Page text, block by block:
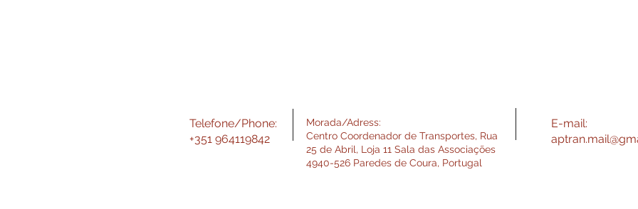
Telefone/Phone:
+351 964119842
Morada/Adress:
Centro Coordenador de Transportes, Rua
25 de Abril, Loja 11 Sala das Associações
4940-526 Paredes de Coura, Portugal
E-mail: